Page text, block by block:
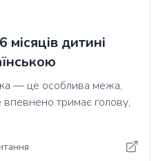
місяців дитині
— це особлива межа,
тримає голову,